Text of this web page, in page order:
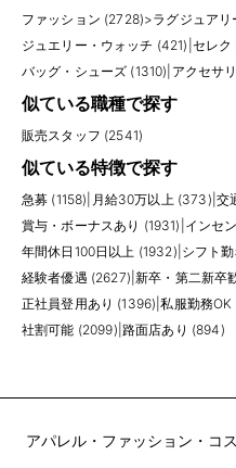
ファッション (2728)>ラグジュアリ
ジュエリー・ウォッチ (421) セレク
バッグ・シューズ (1310) アクセサ
似ている職種で探す
販売スタッフ (2541)
似ている特徴で探す
急募 (1158) 月給30万以上 (373) 交
賞与・ボーナスあり (1931) インセ
年間休日100日以上 (1932) シフト
経験者優遇 (2627) |新卒・第二新卒
正社員登用あり (1396) |私服勤務OK
社割可能 (2099) 路面店あり (894)
アパレル・ファッション・コ